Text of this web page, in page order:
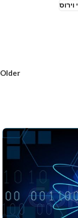
וירוס
Older